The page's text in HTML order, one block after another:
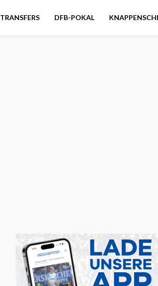
TRANSFERS DFB-POKAL